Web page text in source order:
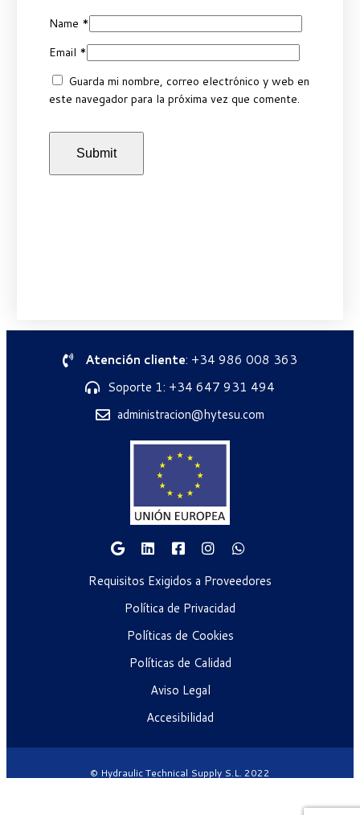
Name *
Email *
Guarda mi nombre, correo electrónico y web en
este navegador para la próxima vez que comente.
Atención cliente: +34 986 008 363
Soporte 1: +34 647 931 494
administracion@hytesu.com
Requisitos Exigidos a Proveedores
Política de Privacidad
Políticas de Cookies
Políticas de Calidad
Aviso Legal
Accesibilidad
© Hydraulic Technical Supply S.L. 2022